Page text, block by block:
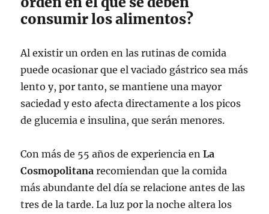
consumir los alimentos?
Al existir un orden en las rutinas de comida
puede ocasionar que el vaciado gástrico sea más
lento y, por tanto, se mantiene una mayor
saciedad y esto afecta directamente a los picos
de glucemia e insulina, que serán menores.
Con más de 55 años de experiencia en La
Cosmopolitanarecomiendan que la comida
más abundante del día se relacione antes de las
tres de la tarde. La luz por la noche altera los